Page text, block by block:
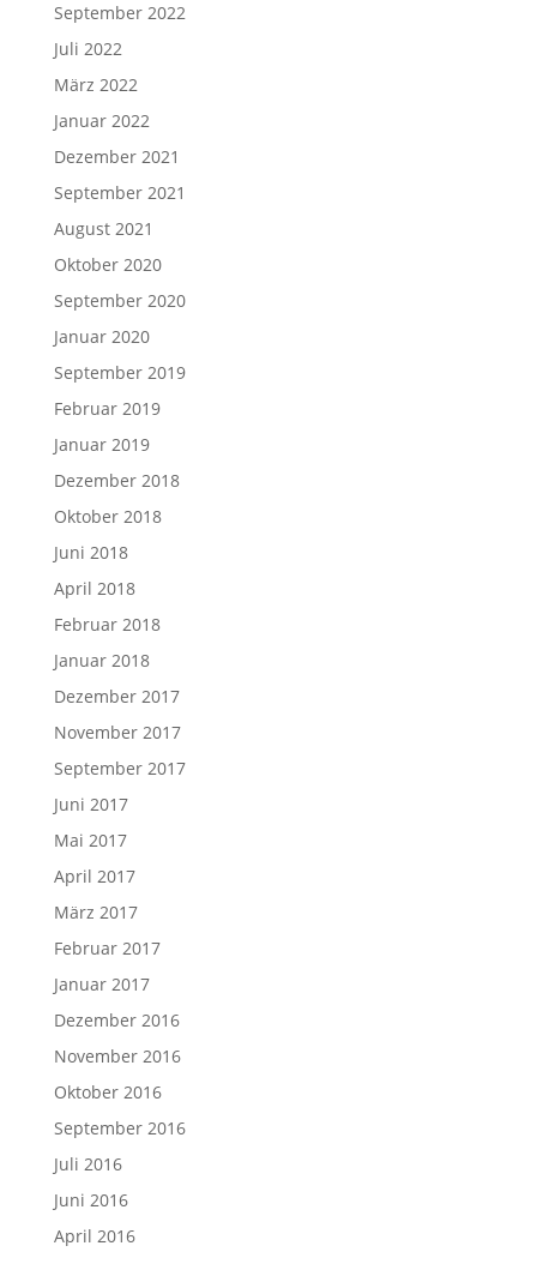
September 2022
Juli 2022
März 2022
Januar 2022
Dezember 2021
September 2021
August 2021
Oktober 2020
September 2020
Januar 2020
September 2019
Februar 2019
Januar 2019
Dezember 2018
Oktober 2018
Juni 2018
April 2018
Februar 2018
Januar 2018
Dezember 2017
November 2017
September 2017
Juni 2017
Mai 2017
April 2017
März 2017
Februar 2017
Januar 2017
Dezember 2016
November 2016
Oktober 2016
September 2016
Juli 2016
Juni 2016
April 2016